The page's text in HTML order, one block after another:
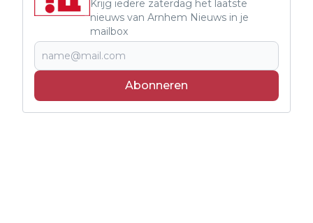
Krijg iedere zaterdag het laatste
nieuws van Arnhem Nieuws in je
mailbox
Abonneren